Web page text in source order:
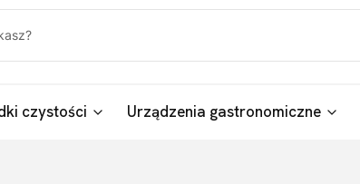
czystości Urządzenia gastronomiczne